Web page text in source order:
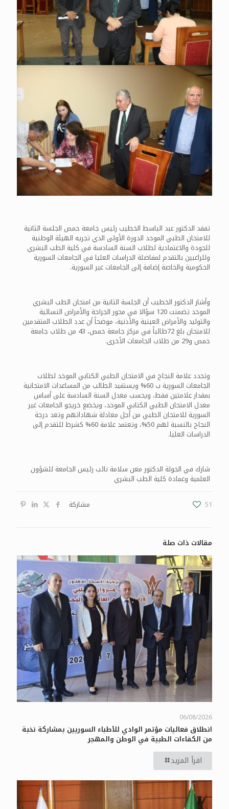
تفقد الدكتور عبد الباسط الخطيب رئيس جامعة حمص الجلسة الثانية
للامتحان الطبي الموحد الدورة الأولى الذي تجريه الهيئة الوطنية
للجودة والاعتمادية لطلاب السنة السادسة في كلية الطب البشري
وللراغبين بالتقدم لمفاضلة الدراسات العليا في الجامعات السورية
الحكومية والخاصة إضافة إلى الجامعات غير السورية.
وأشار الدكتور الخطيب أن الجلسة الثانية من امتحان الطب البشري
الموحد تضمنت 120 سؤالا في محور الجراحة والأمراض النسائية
والتوليد والأمراض العينية والأذنية، موضحاً أن عدد الطلاب المتقدمين
للامتحان بلغ 72طالباً في مركز جامعة حمص، 43 من طلاب جامعة
حمص و29 من طلاب الجامعات الأخرى.
وتحدد علامة النجاح في الامتحان الطبي الكتابي الموحد لطلاب
الجامعات السورية ب 60% ويستفيد الطالب من المساعدات الامتحانية
بمقدار علامتين فقط، ويحسب معدل السنة السادسة على أساس
معدل الامتحان الطبي الكتابي الموحد، ويخضع خريجو الجامعات غير
السورية للامتحان الطبي من أجل معادلة شهاداتهم وتعد درجة
النجاح بالنسبة لهم 50%، وتعتمد علامة 60% كشرط للتقدم إلى
الدراسات العليا.
شارك في الجولة الدكتور معن سلامة نائب رئيس الجامعة للشؤون
العلمية وعمادة كلية الطب البشري
مشاركة
51
مقالات ذات صلة
06/08/2026
انطلاق فعاليات مؤتمر الوادي للأطباء السوريين بمشاركة نخبة
من الكفاءات الطبية في الوطن والمهجر
اقرأ المزيد